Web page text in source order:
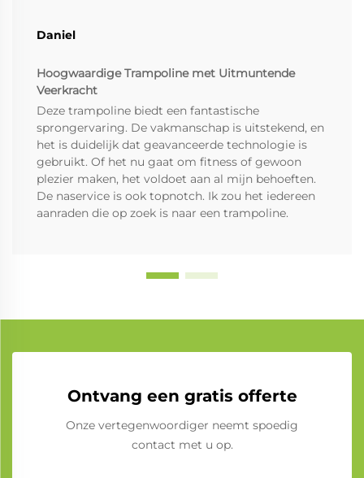
Daniel
Hoogwaardige Trampoline met Uitmuntende
Veerkracht
Deze trampoline biedt een fantastische
sprongervaring. De vakmanschap is uitstekend, en
het is duidelijk dat geavanceerde technologie is
gebruikt. Of het nu gaat om fitness of gewoon
plezier maken, het voldoet aan al mijn behoeften.
De naservice is ook topnotch. Ik zou het iedereen
aanraden die op zoek is naar een trampoline.
Ontvang een gratis offerte
Onze vertegenwoordiger neemt spoedig
contact met u op.